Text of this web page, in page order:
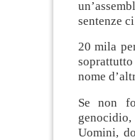
sentenze
20 mila
nome
Se non
Uomini,